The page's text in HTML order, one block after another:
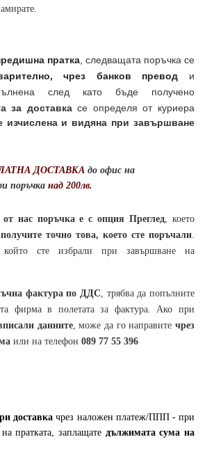
пратка следващата поръчка се
чрез банков превод и
след като бъде получено
за доставкасе определя от куриера
изчислена и видяна при завършване
ДОСТАВКА до офис на
поръчка над 200лв.
от нас поръчка е с опция Преглед , което
точно това, което сте поръчали
сте избрали при завършване на
фактура по ДДС , трябва да попълните
фирма в полетата за фактура. Ако при
данните, може да го направитечрез
или на телефон 089 77 55 396
доставка чрез наложен платеж/ППП - при
пратката, заплащате дължимата сума на